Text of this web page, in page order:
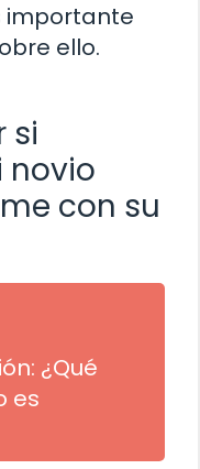
importante
ello.
si
novio
con su
¿Qué
es